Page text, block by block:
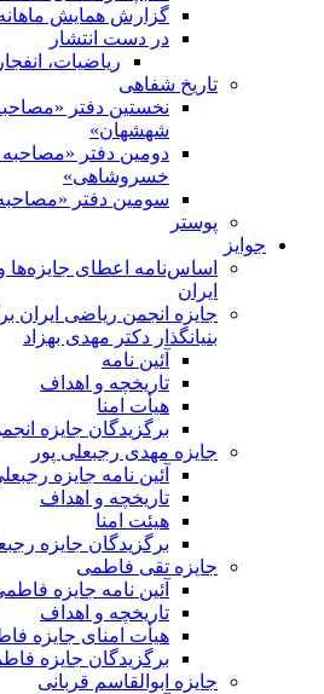
گزارش همایش
در دست انتشار
ریاضیات،
تاریخ شفاهی
نخستین دفتر
شهشهان»
دومین دفتر «مصاحبه
خسروشاهی»
سومین دفتر «مصاحبه
پوستر
جوایز
اساس‌نامه اعطای
ایران
جایزه انجمن ریاضی ایران
بنیانگذار دکتر مهدی بهزاد
آئین نامه
تاریخچه و اهداف
هیأت امنا
برگزیدگان جایزه
جایزه مهدی رجبعلی پور
آئین نامه جایزه
تاریخچه و اهداف
هیئت امنا
برگزیدگان جایزه
جایزه تقی فاطمی
آئین نامه جایزه
تاریخچه و اهداف
هیأت امنای جایزه
برگزیدگان جایزه
جایزه ابوالقاسم قربانی